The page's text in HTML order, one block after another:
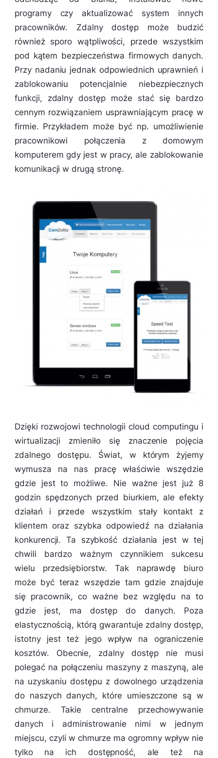
programy czy aktualizować system innych
pracowników. Zdalny dostęp może budzić
również sporo wątpliwości, przede wszystkim
pod kątem bezpieczeństwa firmowych danych.
Przy nadaniu jednak odpowiednich uprawnień i
zablokowaniu potencjalnie niebezpiecznych
funkcji, zdalny dostęp może stać się bardzo
cennym rozwiązaniem usprawniającym pracę w
firmie. Przykładem może być np. umożliwienie
pracownikowi połączenia z domowym
komputerem gdy jest w pracy, ale zablokowanie
komunikacji w drugą stronę.
Dzięki rozwojowi technologii cloud computingu i
wirtualizacji zmieniło się znaczenie pojęcia
zdalnego dostępu. Świat, w którym żyjemy
wymusza na nas pracę właściwie wszędzie
gdzie jest to możliwe. Nie ważne jest już 8
godzin spędzonych przed biurkiem, ale efekty
działań i przede wszystkim stały kontakt z
klientem oraz szybka odpowiedź na działania
konkurencji. Ta szybkość działania jest w tej
chwili bardzo ważnym czynnikiem sukcesu
wielu przedsiębiorstw. Tak naprawdę biuro
może być teraz wszędzie tam gdzie znajduje
się pracownik, co ważne bez względu na to
gdzie jest, ma dostęp do danych. Poza
elastycznością, którą gwarantuje zdalny dostęp,
istotny jest też jego wpływ na ograniczenie
kosztów. Obecnie, zdalny dostęp nie musi
polegać na połączeniu maszyny z maszyną, ale
na uzyskaniu dostępu z dowolnego urządzenia
do naszych danych, które umieszczone są w
chmurze. Takie centralne przechowywanie
danych i administrowanie nimi w jednym
miejscu, czyli w chmurze ma ogromny wpływ nie
tylko na ich dostępność, ale też na